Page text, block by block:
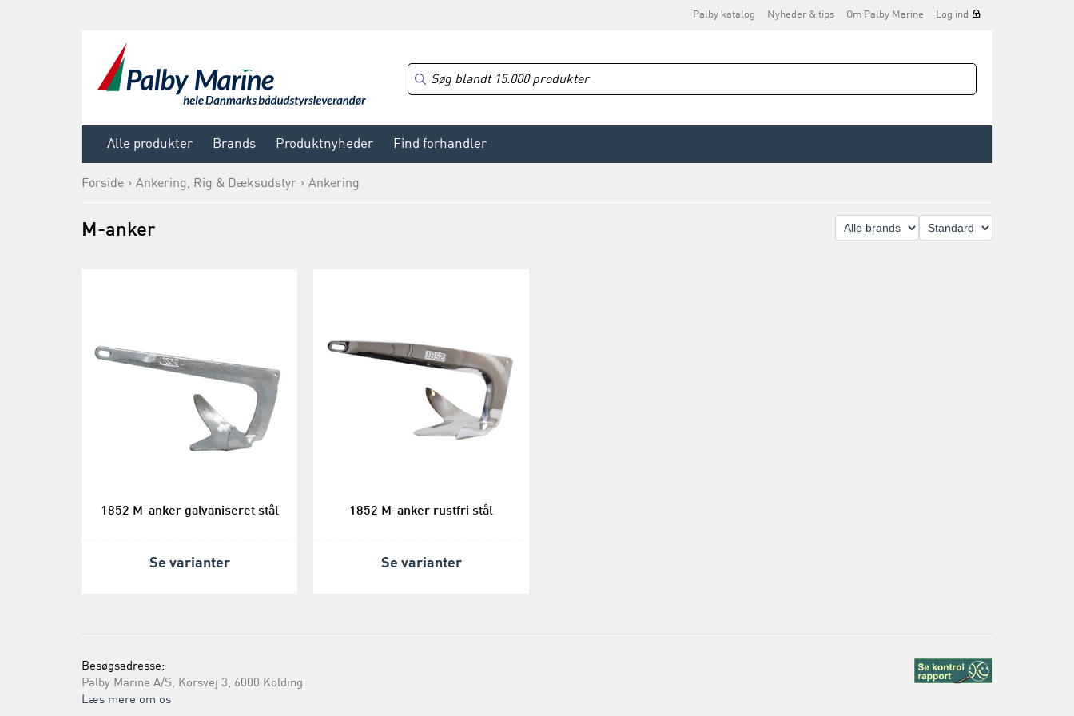
Palby katalog Nyheder & tips Om Palby Marine Log ind
Alle produkter Brands Produktnyheder Find forhandler
Forside Ankering, Rig & Dæksudstyr Ankering
M-anker
1852 M-anker galvaniseret stål
Se varianter
1852 M-anker rustfri stål
Se varianter
Besøgsadresse:
Palby Marine A/S, Korsvej 3, 6000 Kolding
Læs mere om os